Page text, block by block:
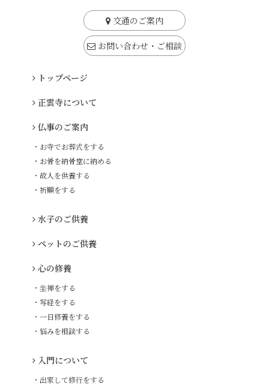
交通のご案内
お問い合わせ・ご相談
トップページ
正雲寺について
仏事のご案内
・お寺でお葬式をする
・お骨を納骨堂に納める
・故人を供養する
・祈願をする
水子のご供養
ペットのご供養
心の修養
・坐禅をする
・写経をする
・一日修養をする
・悩みを相談する
入門について
・出家して修行をする